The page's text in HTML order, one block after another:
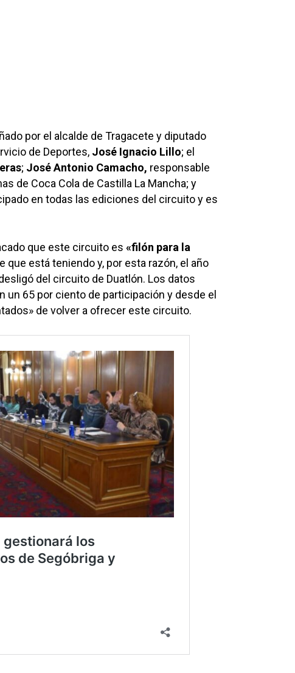
por el alcalde de Tragacete y diputado
de Deportes, José Ignacio Lillo; el
; José Antonio Camacho, responsable
de Coca Cola de Castilla La Mancha; y
en todas las ediciones del circuito y es
que este circuito es «filón para la
que está teniendo y, por esta razón, el año
del circuito de Duatlón. Los datos
un 65 por ciento de participación y desde el
de volver a ofrecer este circuito.